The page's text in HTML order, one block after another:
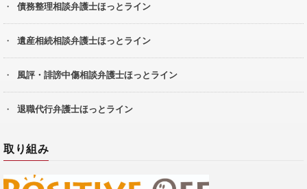
債務整理相談弁護士ほっとライン
遺産相続相談弁護士ほっとライン
風評・誹謗中傷相談弁護士ほっとライン
退職代行弁護士ほっとライン
取り組み